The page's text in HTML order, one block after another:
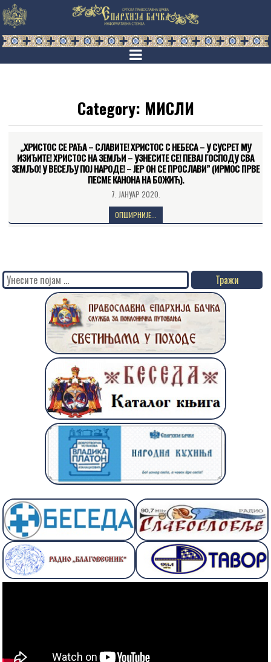
Category: МИСЛИ
„ХРИСТОС СЕ РАЂА – СЛАВИТЕ! ХРИСТОС С НЕБЕСА – У СУСРЕТ МУ
ИЗИЂИТЕ! ХРИСТОС НА ЗЕМЉИ – УЗНЕСИТЕ СЕ! ПЕВАЈ ГОСПОДУ СВА
ЗЕМЉО! У ВЕСЕЉУ ПОЈ НАРОДЕ! – ЈЕР ОН СЕ ПРОСЛАВИ” (ИРМОС ПРВЕ
ПЕСМЕ КАНОНА НА БОЖИЋ).
7. ЈАНУАР 2020.
ОПШИРНИЈЕ...
Search
for: